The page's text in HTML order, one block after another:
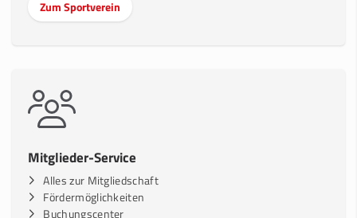
Zum Sportverein
Mitglieder-Service
Alles zur Mitgliedschaft
Fördermöglichkeiten
Buchungscenter